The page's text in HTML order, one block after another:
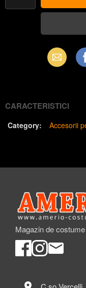
Email
CARACTERISTICI
Category: Accesorii
Magazin de